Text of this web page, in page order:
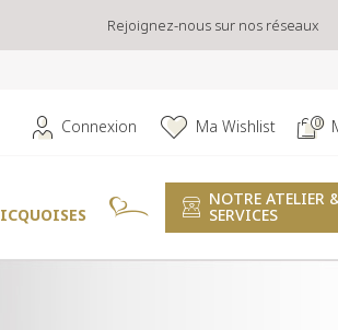
Rejoignez-nous sur nos réseaux
Connexion Ma Wishlist 0
NOTRE ATELIER
SERVICES